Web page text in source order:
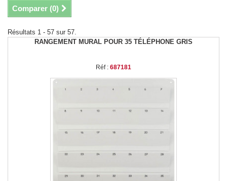
Comparer (0)
Résultats 1 - 57 sur 57.
RANGEMENT MURAL POUR 35 TÉLÉPHONE GRIS
Réf : 687181